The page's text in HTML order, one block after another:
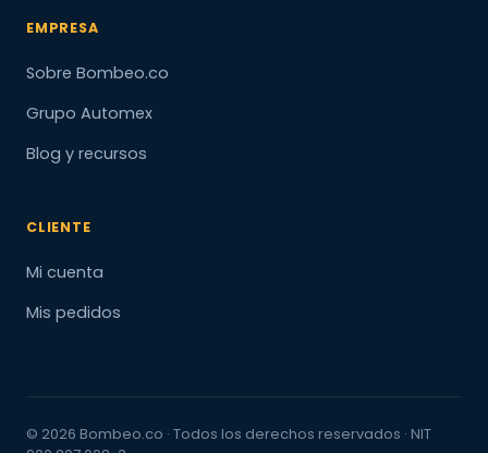
EMPRESA
Sobre Bombeo.co
Grupo Automex
Blog y recursos
CLIENTE
Mi cuenta
Mis pedidos
© 2026 Bombeo.co · Todos los derechos reservados · NIT